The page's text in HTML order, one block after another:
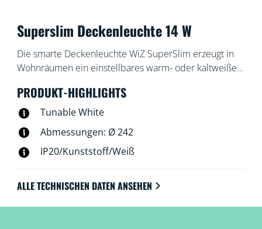
Superslim Deckenleuchte 14 W
Die smarte Deckenleuchte WiZ SuperSlim erzeugt in
Wohnräumen ein einstellbares warm- oder kaltweißes
Deiner Stimme, um das Licht zu dimmen oder heller
einzustellen, oder nutze in der WLAN-Einrichtung
PRODUKT-HIGHLIGHTS
Tunable White
Abmessungen: Ø 242
IP20/Kunststoff/Weiß
ALLE TECHNISCHEN DATEN ANSEHEN